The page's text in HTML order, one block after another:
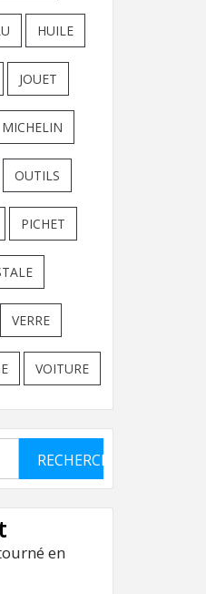
HUILE
JOUET
MICHELIN
OUTILS
PICHET
VERRE
VOITURE
en